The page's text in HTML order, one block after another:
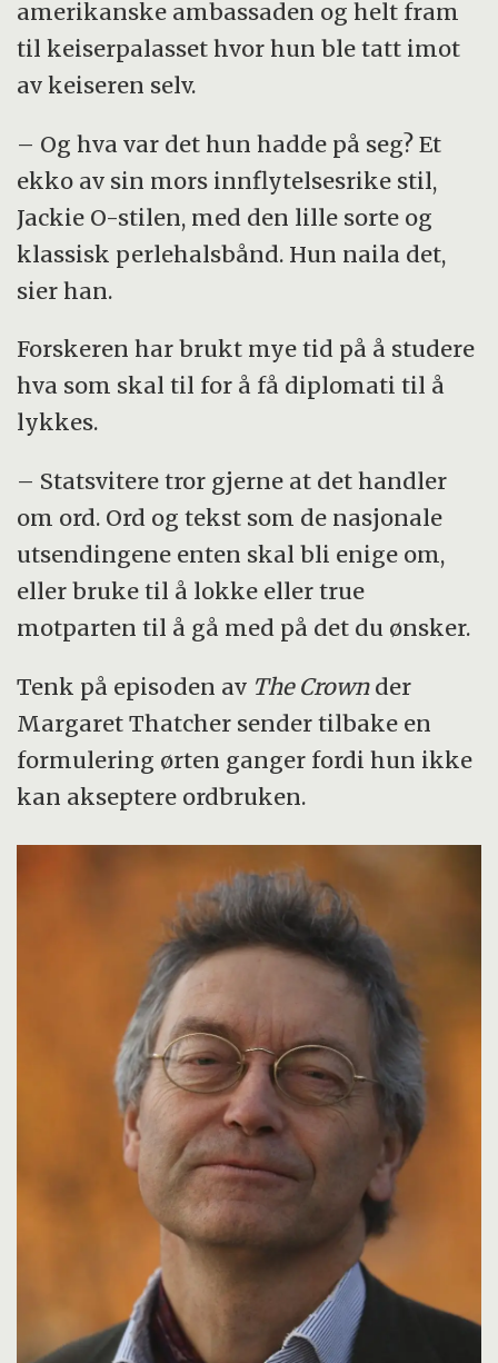
amerikanske ambassaden og helt fram
til keiserpalasset hvor hun ble tatt imot
av keiseren selv.
– Og hva var det hun hadde på seg? Et
ekko av sin mors innflytelsesrike stil,
Jackie O-stilen, med den lille sorte og
klassisk perlehalsbånd. Hun naila det,
sier han.
Forskeren har brukt mye tid på å studere
hva som skal til for å få diplomati til å
lykkes.
– Statsvitere tror gjerne at det handler
om ord. Ord og tekst som de nasjonale
utsendingene enten skal bli enige om,
eller bruke til å lokke eller true
motparten til å gå med på det du ønsker.
Tenk på episoden av The Crownder
Margaret Thatcher sender tilbake en
formulering ørten ganger fordi hun ikke
kan akseptere ordbruken.